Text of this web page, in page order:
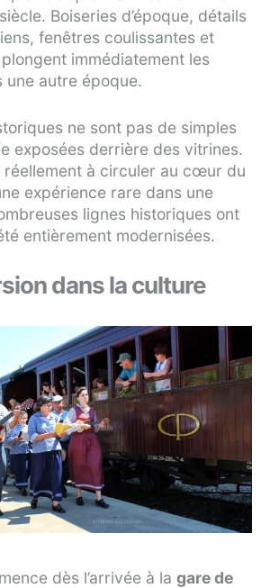
Boiseries d’époque, détails
fenêtres coulissantes et
immédiatement les
une autre époque.
ne sont pas de simples
exposées derrière des vitrines.
réellement à circuler au cœur du
expérience rare dans une
lignes historiques ont
entièrement modernisées.
dans la culture
dès l’arrivée à la gare de